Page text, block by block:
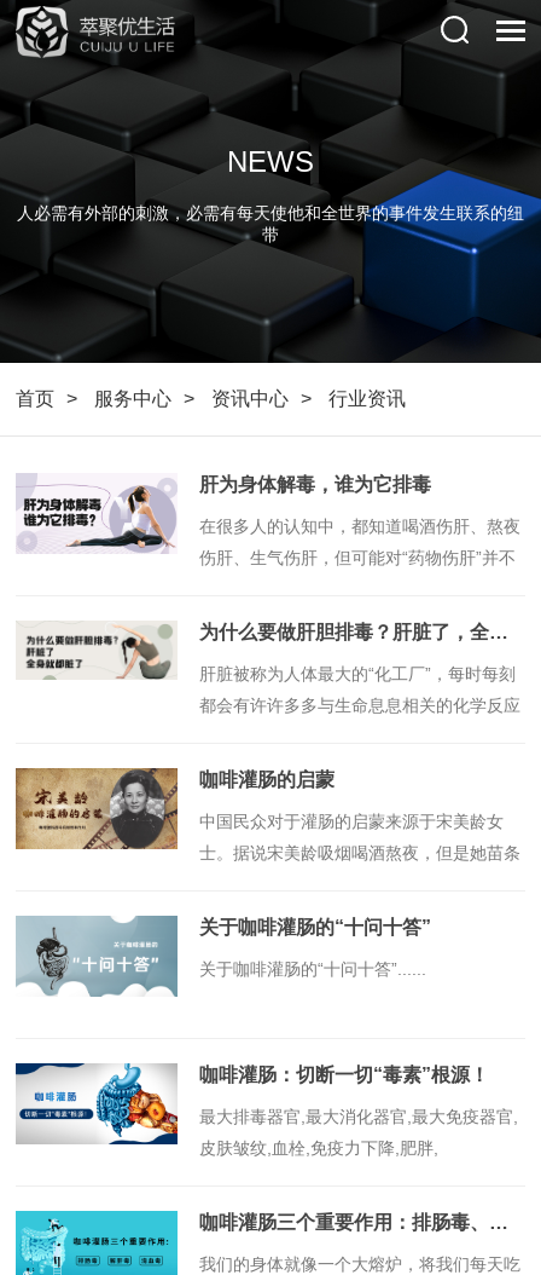
NEWS
人必需有外部的刺激，必需有每天使他和全世界的事件发生联系的纽
带
首页 服务中心 资讯中心 行业资讯
肝为身体解毒，谁为它排毒
​在很多人的认知中，都知道喝酒伤肝、熬夜
伤肝、生气伤肝，但可能对“药物伤肝”并不
很多人的用药安全意识并不强，导致药物性
为什么要做肝胆排毒？肝脏了，全身就都脏了
​肝脏被称为人体最大的“化工厂”，每时每刻
都会有许许多多与生命息息相关的化学反应
咖啡灌肠的启蒙
​中国民众对于灌肠的启蒙来源于宋美龄女
士。据说宋美龄吸烟喝酒熬夜，但是她苗条
直接关系。宋美龄为何能长寿？......
关于咖啡灌肠的“十问十答”
​关于咖啡灌肠的“十问十答”......
咖啡灌肠：切断一切“毒素”根源！
​最大排毒器官,最大消化器官,最大免疫器官,
皮肤皱纹,血栓,免疫力下降,肥胖,
咖啡灌肠三个重要作用：排肠毒、解肝毒、清血毒
​我们的身体就像一个大熔炉，将我们每天吃